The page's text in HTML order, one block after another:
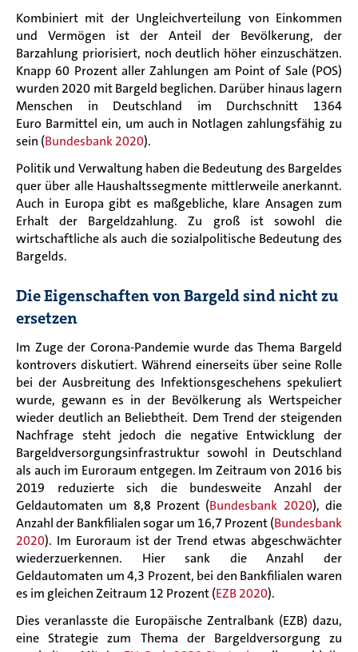
Kombiniert mit der Ungleichverteilung von Einkommen
und Vermögen ist der Anteil der Bevölkerung, der
Barzahlung priorisiert, noch deutlich höher einzuschätzen.
Knapp 60 Prozent aller Zahlungen am Point of Sale (POS)
wurden 2020 mit Bargeld beglichen. Darüber hinaus lagern
Menschen in Deutschland im Durchschnitt 1364
Euro Barmittel ein, um auch in Notlagen zahlungsfähig zu
sein (Bundesbank 2020).
Politik und Verwaltung haben die Bedeutung des Bargeldes
quer über alle Haushaltssegmente mittlerweile anerkannt.
Auch in Europa gibt es maßgebliche, klare Ansagen zum
Erhalt der Bargeldzahlung. Zu groß ist sowohl die
wirtschaftliche als auch die sozialpolitische Bedeutung des
Bargelds.
Die Eigenschaften von Bargeld sind nicht zu
ersetzen
Im Zuge der Corona-Pandemie wurde das Thema Bargeld
kontrovers diskutiert. Während einerseits über seine Rolle
bei der Ausbreitung des Infektionsgeschehens spekuliert
wurde, gewann es in der Bevölkerung als Wertspeicher
wieder deutlich an Beliebtheit. Dem Trend der steigenden
Nachfrage steht jedoch die negative Entwicklung der
Bargeldversorgungsinfrastruktur sowohl in Deutschland
als auch im Euroraum entgegen. Im Zeitraum von 2016 bis
2019 reduzierte sich die bundesweite Anzahl der
Geldautomaten um 8,8 Prozent (Bundesbank 2020), die
Anzahl der Bankfilialen sogar um 16,7 Prozent (Bundesbank
2020). Im Euroraum ist der Trend etwas abgeschwächter
wiederzuerkennen. Hier sank die Anzahl der
Geldautomaten um 4,3 Prozent, bei den Bankfilialen waren
es im gleichen Zeitraum 12 Prozent (EZB 2020).
Dies veranlasste die Europäische Zentralbank (EZB) dazu,
eine Strategie zum Thema der Bargeldversorgung zu